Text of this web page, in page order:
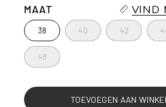
MAAT VIND
38 40 42
48
TOEVOEGEN AAN